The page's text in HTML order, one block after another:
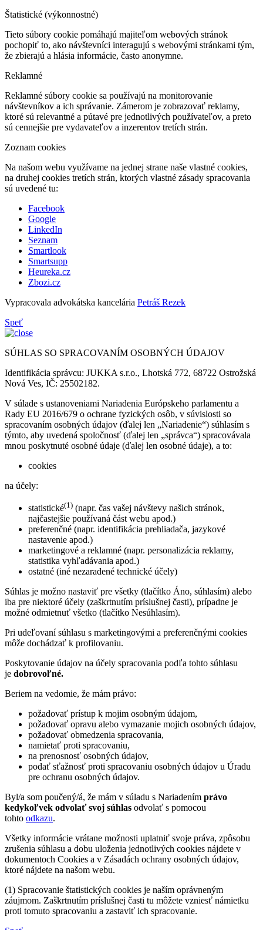
Štatistické (výkonnostné)
Tieto súbory cookie pomáhajú majiteľom webových stránok
pochopiť to, ako návštevníci interagujú s webovými stránkami tým,
že zbierajú a hlásia informácie, často anonymne.
Reklamné
Reklamné súbory cookie sa používajú na monitorovanie
návštevníkov a ich správanie. Zámerom je zobrazovať reklamy,
ktoré sú relevantné a pútavé pre jednotlivých používateľov, a preto
sú cennejšie pre vydavateľov a inzerentov tretích strán.
Zoznam cookies
Na našom webu využívame na jednej strane naše vlastné cookies,
na druhej cookies tretích strán, ktorých vlastné zásady spracovania
sú uvedené tu:
Facebook
Google
LinkedIn
Seznam
Smartlook
Smartsupp
Heureka.cz
Zbozi.cz
Vypracovala advokátska kancelária Petráš Rezek
Speť
SÚHLAS SO SPRACOVANÍM OSOBNÝCH ÚDAJOV
Identifikácia správcu: JUKKA s.r.o., Lhotská 772, 68722 Ostrožská
Nová Ves, IČ: 25502182.
V súlade s ustanoveniami Nariadenia Európskeho parlamentu a
Rady EU 2016/679 o ochrane fyzických osôb, v súvislosti so
spracovaním osobných údajov (ďalej len „Nariadenie“) súhlasím s
týmto, aby uvedená spoločnosť (ďalej len „správca“) spracovávala
mnou poskytnuté osobné údaje (ďalej len osobné údaje), a to:
cookies
na účely:
statistické(1) (napr. čas vašej návštevy našich stránok,
najčastejšie používaná část webu apod.)
preferenčné (napr. identifikácia prehliadača, jazykové
nastavenie apod.)
marketingové a reklamné (napr. personalizácia reklamy,
statistika vyhľadávania apod.)
ostatné (iné nezaradené technické účely)
Súhlas je možno nastaviť pre všetky (tlačítko Áno, súhlasím) alebo
iba pre niektoré účely (zaškrtnutím príslušnej časti), prípadne je
možné odmietnuť všetko (tlačítko Nesúhlasím).
Pri udeľovaní súhlasu s marketingovými a preferenčnými cookies
môže dochádzať k profilovaniu.
Poskytovanie údajov na účely spracovania podľa tohto súhlasu
je dobrovoľné.
Beriem na vedomie, že mám právo:
požadovať prístup k mojim osobným údajom,
požadovať opravu alebo vymazanie mojich osobných údajov,
požadovať obmedzenia spracovania,
namietať proti spracovaniu,
na prenosnosť osobných údajov,
podať sťažnosť proti spracovaniu osobných údajov u Úradu
pre ochranu osobných údajov.
Byl/a som poučený/á, že mám v súladu s Nariadením právo
kedykoľvek odvolať svoj súhlas odvolať s pomocou
tohto odkazu.
Všetky informácie vrátane možnosti uplatniť svoje práva, zpôsobu
zrušenia súhlasu a dobu uloženia jednotlivých cookies nájdete v
dokumentoch Cookies a v Zásadách ochrany osobných údajov,
ktoré nájdete na našom webu.
(1) Spracovanie štatistických cookies je naším oprávneným
záujmom. Zaškrtnutím príslušnej časti tu môžete vzniesť námietku
proti tomuto spracovaniu a zastaviť ich spracovanie.